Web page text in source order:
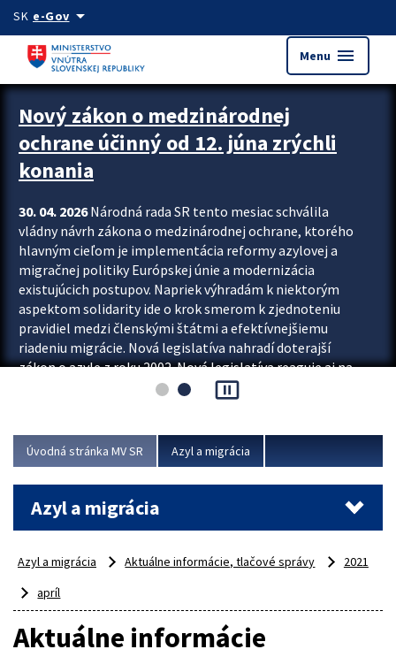
Preskocit na hlavný obsah
SK e-Govarrow_drop_down
Menu menu
Zastavit automatický posun upútavok
Nový zákon o medzinárodnej
ochrane účinný od 12. júna zrýchli
konania
30. 04. 2026Národná rada SR tento mesiac schválila
vládny návrh zákona o medzinárodnej ochrane, ktorého
hlavným cieľom je implementácia reformy azylovej a
migračnej politiky Európskej únie a modernizácia
existujúcich postupov. Napriek výhradám k niektorým
aspektom solidarity ide o krok smerom k zjednoteniu
pravidiel medzi členskými štátmi a efektívnejšiemu
riadeniu migrácie. Nová legislatíva nahradí doterajší
zákon o azyle z roku 2002. Nová legislatíva reaguje aj na
vývoj posledného desaťročia, počas...
pause_presentation
Úvodná stránka MV SR Azyl a migrácia
Azyl a migrácia
Azyl a migrácia Aktuálne informácie, tlačové správy
2021
apríl
Aktuálne informácie